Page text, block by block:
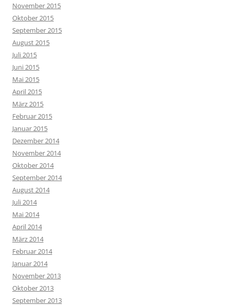
November 2015
Oktober 2015
September 2015
August 2015
Juli 2015
Juni 2015
Mai 2015
April 2015
März 2015
Februar 2015
Januar 2015
Dezember 2014
November 2014
Oktober 2014
September 2014
August 2014
Juli 2014
Mai 2014
April 2014
März 2014
Februar 2014
Januar 2014
November 2013
Oktober 2013
September 2013